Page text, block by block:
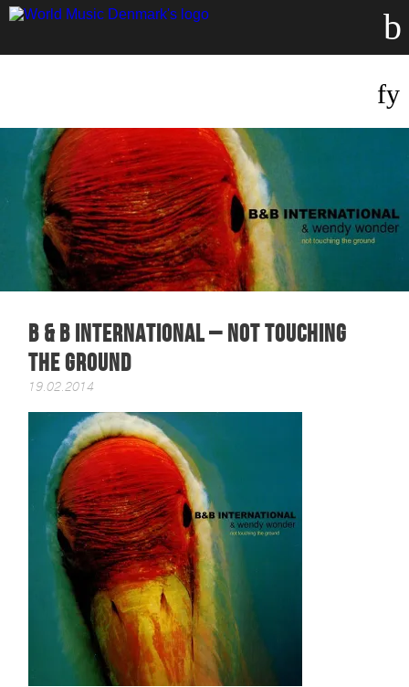
b & b international – not touching
the ground
19.02.2014